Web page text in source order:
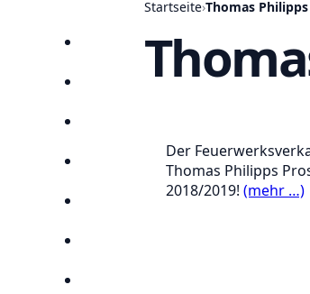
Startseite
Startseite›Thomas
Der
Thomas Philipps
2018/2019! (mehr …)